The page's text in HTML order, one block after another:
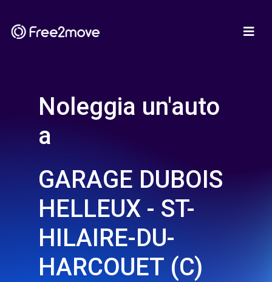
Noleggia un'auto
a
GARAGE DUBOIS
HELLEUX - ST-
HILAIRE-DU-
HARCOUET (C)